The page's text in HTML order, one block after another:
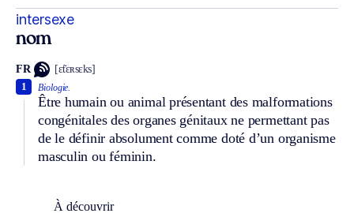
intersexe
nom
FR [ɛ̃tɛʀsɛks]
Biologie.
Être humain ou animal présentant des malformations
congénitales des organes génitaux ne permettant pas
de le définir absolument comme doté d’un organisme
masculin ou féminin.
1
À découvrir